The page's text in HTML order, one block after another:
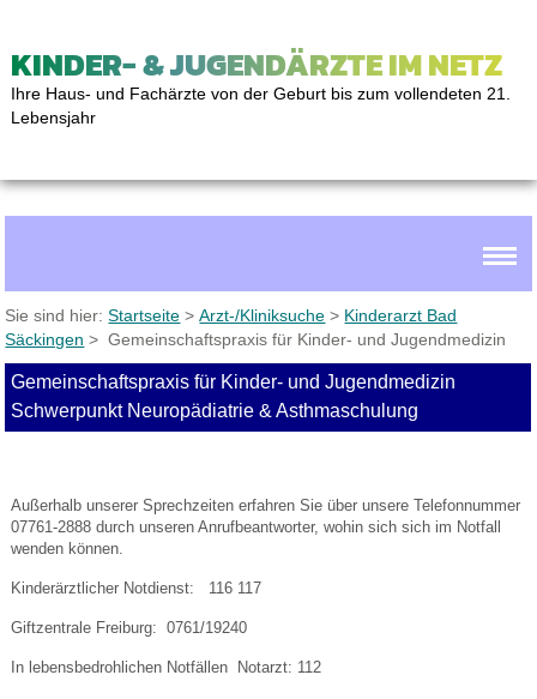
KINDER- & JUGENDÄRZTE IM NETZ
Ihre Haus- und Fachärzte von der Geburt bis zum vollendeten 21.
Lebensjahr
Sie sind hier:Startseite >Arzt-/Kliniksuche > Kinderarzt Bad
Säckingen > Gemeinschaftspraxis für Kinder- und Jugendmedizin
Gemeinschaftspraxis für Kinder- und Jugendmedizin
Schwerpunkt Neuropädiatrie & Asthmaschulung
Außerhalb unserer Sprechzeiten erfahren Sie über unsere Telefonnummer
07761-2888 durch unseren Anrufbeantworter, wohin sich sich im Notfall
wenden können.
Kinderärztlicher Notdienst: 116 117
Giftzentrale Freiburg: 0761/19240
In lebensbedrohlichen Notfällen Notarzt: 112